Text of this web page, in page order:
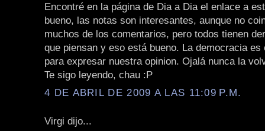
Encontré en la página de Dia a Dia el enlace a
bueno, las notas son interesantes, aunque no
muchos de los comentarios, pero todos tienen
que piensan y eso está bueno. La democracia es
para expresar nuestra opinion. Ojalá nunca la
Te sigo leyendo, chau :P
4 DE ABRIL DE 2009 A LAS 11:09 P.M.
Virgi dijo...